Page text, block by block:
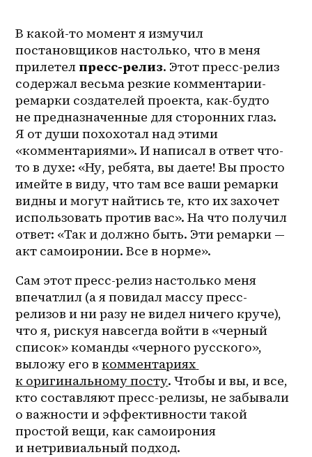
В какой-то момент я измучил
постановщиков настолько, что в меня
прилетел пресс-релиз. Этот пресс-релиз
содержал весьма резкие комментарии-
ремарки создателей проекта, как-будто
не предназначенные для сторонних глаз.
Я от души похохотал над этими
«комментариями». И написал в ответ что-
то в духе: «Ну, ребята, вы даете! Вы просто
имейте в виду, что там все ваши ремарки
видны и могут найтись те, кто их захочет
использовать против вас». На что получил
ответ: «Так и должно быть. Эти ремарки —
акт самоиронии. Все в норме».
Сам этот пресс-релиз настолько меня
впечатлил (а я повидал массу пресс-
релизов и ни разу не видел ничего круче),
что я, рискуя навсегда войти в «черный
список» команды «черного русского»,
выложу его в комментариях
к оригинальному посту. Чтобы и вы, и все,
кто составляют пресс-релизы, не забывали
о важности и эффективности такой
простой вещи, как самоирония
и нетривиальный подход.